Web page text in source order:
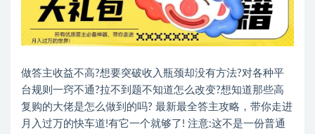
做答主收益不高?想要突破收入瓶颈却没有方法?对各种平
台规则一窍不通?拉不到题不知道怎么改变?想知道那些高
复购的大佬是怎么做到的吗? 最新最全答主攻略，带你走进
月入过万的快车道!有它一个就够了! 注意:这不是一份普通